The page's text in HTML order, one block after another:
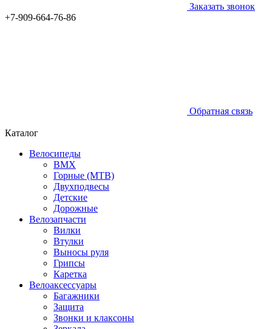
Заказать звонок
+7-909-664-76-86
Обратная связь
Каталог
Велосипеды
BMX
Горные (MTB)
Двухподвесы
Детские
Дорожные
Велозапчасти
Вилки
Втулки
Выносы руля
Грипсы
Каретка
Велоаксессуары
Багажники
Защита
Звонки и клаксоны